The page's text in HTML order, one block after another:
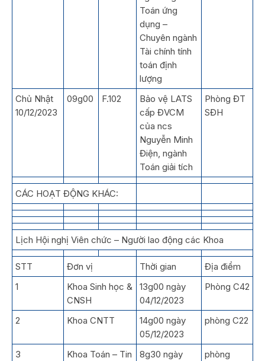
Toán ứng
dụng –
Chuyên ngành
Tài chính tính
toán định
lượng
Chủ Nhật
10/12/2023
09g00 F.102
Bảo vệ LATS
cấp ĐVCM
của ncs
Nguyễn Minh
Điện, ngành
Toán giải tích
Phòng ĐT
SĐH
CÁC HOẠT ĐỘNG KHÁC:
Lịch Hội nghị Viên chức – Người lao động các Khoa
STT Đơn vị Thời gian
Địa điểm
1
Khoa Sinh học &
CNSH
13g00 ngày
04/12/2023
Phòng C42
2 Khoa CNTT
14g00 ngày
05/12/2023
phòng C22
3
Khoa Toán – Tin
8g30 ngày
phòng